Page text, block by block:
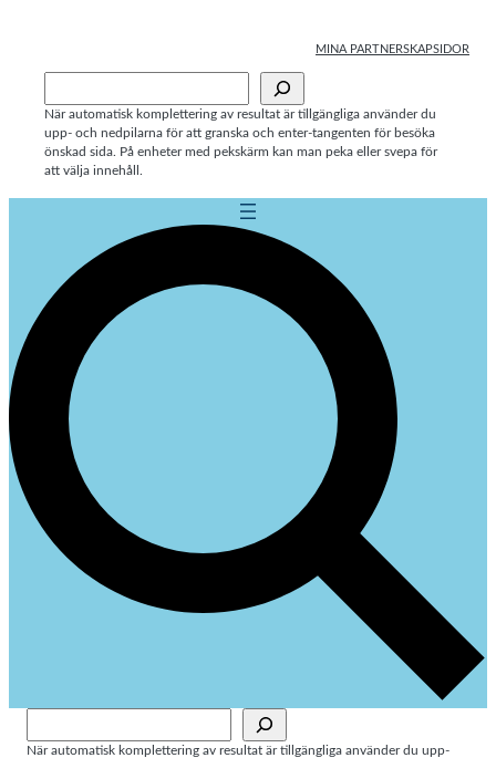
MINA PARTNERSKAPSIDOR
När automatisk komplettering av resultat är tillgängliga använder du
upp- och nedpilarna för att granska och enter-tangenten för besöka
önskad sida. På enheter med pekskärm kan man peka eller svepa för
att välja innehåll.
När automatisk komplettering av resultat är tillgängliga använder du upp-